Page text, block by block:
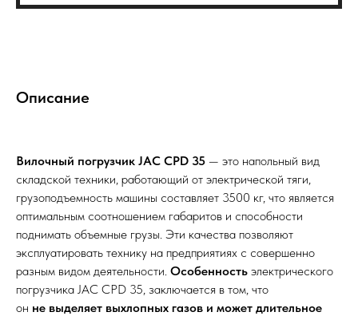
Описание
Вилочный погрузчик JAC CPD 35 — это напольный вид
складской техники, работающий от электрической тяги,
грузоподъемность машины составляет 3500 кг, что является
оптимальным соотношением габаритов и способности
поднимать объемные грузы. Эти качества позволяют
эксплуатировать технику на предприятиях с совершенно
разным видом деятельности. Особенность электрического
погрузчика JAC CPD 35, заключается в том, что
он не выделяет выхлопных газов и может длительное